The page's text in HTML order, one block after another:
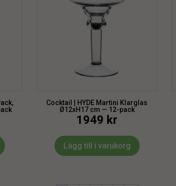
Cocktail | HYDE Martini Klarglas
Ø12xH17 cm — 12-pack
1949 kr
Lägg till i varukorg